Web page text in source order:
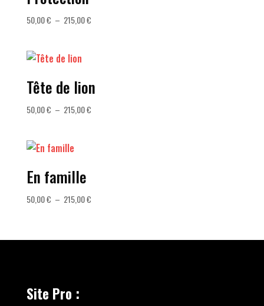
50,00€ – 215,00€Plage
215,00 €
Tête de lion
50,00€ – 215,00€Plage
En famille
50,00€ – 215,00€Plage
50,00 €
Site Pro :